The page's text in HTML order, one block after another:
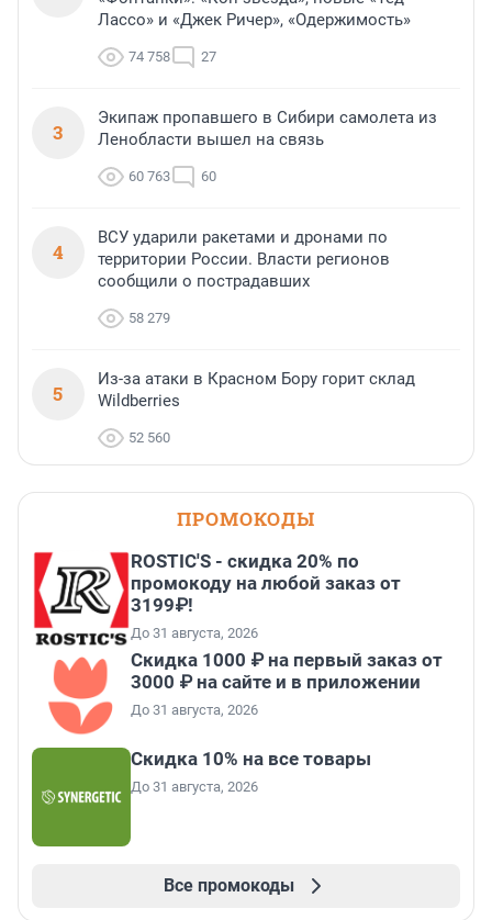
Лассо» и «Джек Ричер», «Одержимость»
74 758 27
3
Экипаж пропавшего в Сибири самолета из
Ленобласти вышел на связь
60 763 60
4
ВСУ ударили ракетами и дронами по
территории России. Власти регионов
сообщили о пострадавших
58 279
5
Из-за атаки в Красном Бору горит склад
Wildberries
52 560
ПРОМОКОДЫ
ROSTIC'S - скидка 20% по
промокоду на любой заказ от
3199₽!
До 31 августа, 2026
Скидка 1000 ₽ на первый заказ от
3000 ₽ на сайте и в приложении
До 31 августа, 2026
Скидка 10% на все товары
До 31 августа, 2026
Все промокоды